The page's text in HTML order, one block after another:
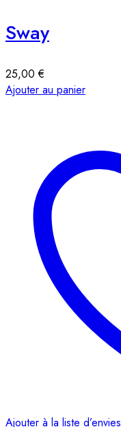
Sway
25,00€
Ajouter au panier
Ajouter à la liste d’envies